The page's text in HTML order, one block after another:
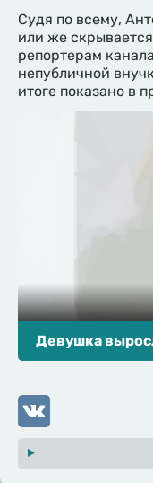
Судя по всему,
или же
репортерам
непубличной
итоге показано в
Девушка
VK